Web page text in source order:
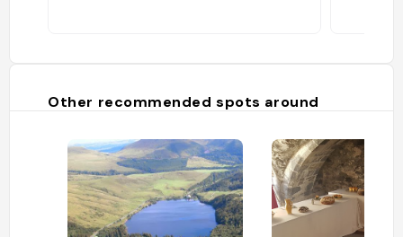
Other recommended spots around